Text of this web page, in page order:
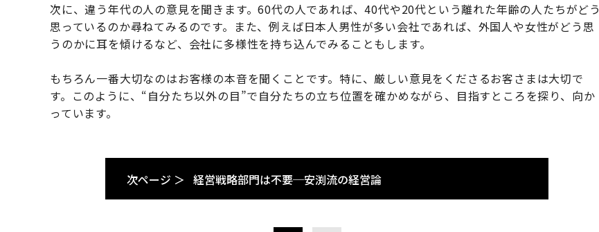
次に、違う年代の人の意見を聞きます。60代の人であれば、40代や20代という離れた年齢の人たちがどう
思っているのか尋ねてみるのです。また、例えば日本人男性が多い会社であれば、外国人や女性がどう思
うのかに耳を傾けるなど、会社に多様性を持ち込んでみることもします。
もちろん一番大切なのはお客様の本音を聞くことです。特に、厳しい意見をくださるお客さまは大切で
す。このように、“自分たち以外の目”で自分たちの立ち位置を確かめながら、目指すところを探り、向か
っています。
次ページ ＞ 経営戦略部門は不要─安渕流の経営論